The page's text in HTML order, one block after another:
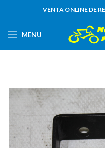
VENTA ONLINE DE
MENU